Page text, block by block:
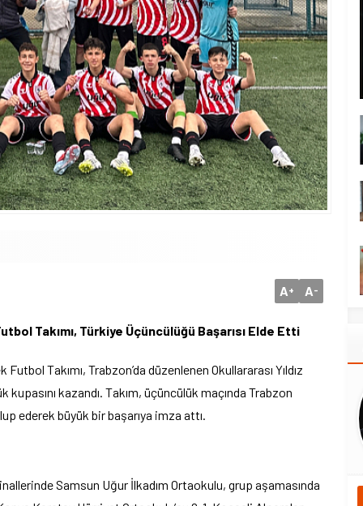
A+ A-
Takımı, Türkiye Üçüncülüğü Başarısı Elde Etti
Takımı, Trabzon’da düzenlenen Okullararası Yıldız
kazandı. Takım, üçüncülük maçında Trabzon
ederek büyük bir başarıya imza attı.
Samsun Uğur İlkadım Ortaokulu, grup aşamasında